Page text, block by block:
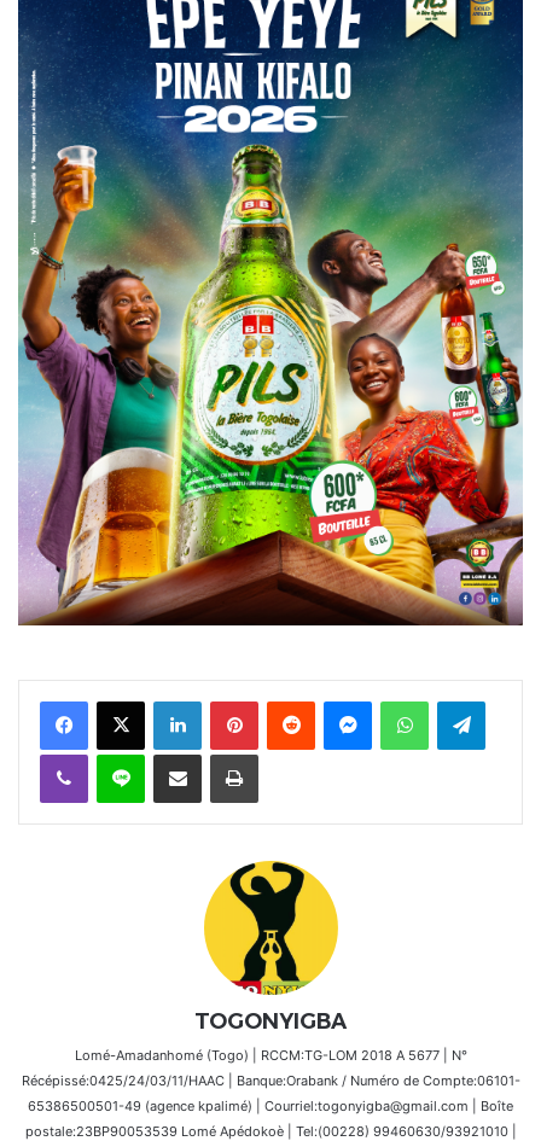
FacebookX Linkedin PinterestReddit MessengerWhatsAppTelegram
Viber Ligne Partager par email Imprimer
TOGONYIGBA
Lomé-Amadanhomé (Togo) | RCCM:TG-LOM 2018 A 5677 | N°
Récépissé:0425/24/03/11/HAAC | Banque:Orabank / Numéro de Compte:06101-
65386500501-49 (agence kpalimé) | Courriel:togonyigba@gmail.com | Boîte
postale:23BP90053539 Lomé Apédokoè | Tel:(00228) 99460630/93921010 |